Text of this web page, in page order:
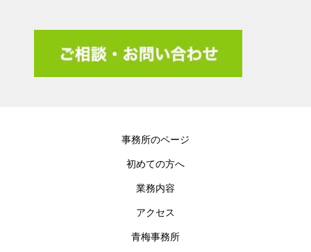
事務所のページ
初めての方へ
業務内容
アクセス
青梅事務所